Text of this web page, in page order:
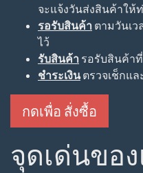
จะแจ้งวันส่งสินค้าให้
รอรับสินค้า ตามวันเ
ไว้
รับสินค้า รอรับสินค้า
ชำระเงินตรวจเช็กแล
กดเพื่อ สั่งซื้อ
จุดเด่นของ